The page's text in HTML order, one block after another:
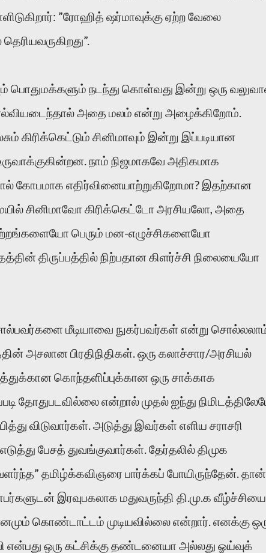
”ரோஹித் ஷர்மாவுக்கு ஏற்ற வேலை
பொதுமக்களும் நடந்து கொள்வது இன்று ஒரு
அதை மலம் என்று அழைக்கிறோம்.
கிரிக்கெட்டும் சினிமாவும் இன்று இப்படியான
நாம் நிஜமாகவே அதிகமாக
கோபமாக எதிர்வினையாற்றுகிறோமா? இதற்கான
சினிமாவோ கிரிக்கெட்டோ அரசியலோ, அதை
பெரும் மன-எழுச்சிகளையோ
திருப்பத்தில் நிற்பதான கிளர்ச்சி நிலையையோ
மீடியாவை நுகர்பவர்கள் என்று
அசலான பிரதிநிதிகள். ஒரு கலாச்சார/அரசியல்
கொந்தளிப்புக்கான ஒரு சாக்காக
தோதுபடவில்லை என்றால் முதல் ஐந்து
விடுவார்கள். அடுத்து இவர்கள் எளிய சராசரி
பேசத் துவங்குவார்கள். தேர்தலில் திமுக
தமிழ்க்கவிஞரை பார்க்கப் போயிருந்தேன். தான்
இரவுபகலாக மதுவருந்தி தி.மு.க வீழ்ச்சியை
கொண்டாட்டம் முடியவில்லை என்றார். எனக்கு
என்பது ஒரு கட்சிக்கு தண்டனையா அல்லது ஓய்வுக்